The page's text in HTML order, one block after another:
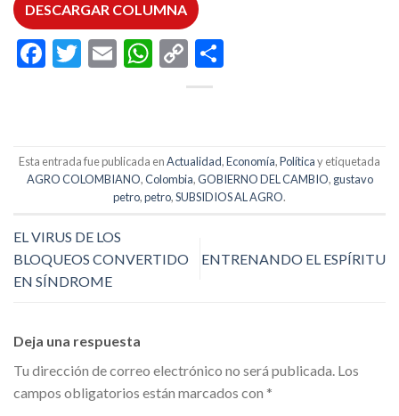
DESCARGAR COLUMNA
Facebook
Twitter
EmailWhatsApp
Copy
Link
Esta entrada fue publicada enActualidad,Economía,Políticay etiquetada
AGRO COLOMBIANO,Colombia,GOBIERNO DEL CAMBIO, gustavo
petro,petro,SUBSIDIOS AL AGRO.
EL VIRUS DE LOS
BLOQUEOS CONVERTIDO
EN SÍNDROME
ENTRENANDO EL ESPÍRITU
Deja una respuesta
Tu dirección de correo electrónico no será publicada. Los
campos obligatorios están marcados con *